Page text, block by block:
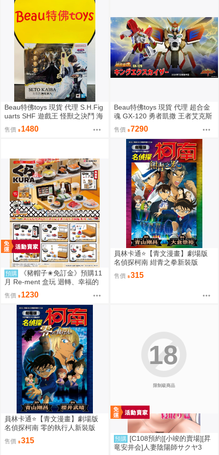
Beau特佛toys 現貨 代理 S.H.Fig
uarts SHF 遊戲王 怪獸之決鬥 海
馬瀬人 0209
售價 1480
Beau特佛toys 現貨 代理 超合金
魂 GX-120 勇者凱撒 王者艾克斯
凱撒 0209
售價 7290
預購
《豬帽子✬免訂金》預購11
月 Re-ment 盒玩 迴轉、幸福的
一盤 藏壽司 中盒6入 0816
售價 1230
員林卡通⭐️【青文漫畫】劇場版
名偵探柯南 紺青之拳新裝版
（全）作者：青山剛昌(附尼采書
套)
售價 315
員林卡通⭐️【青文漫畫】劇場版
名偵探柯南 零的執行人新裝版
（全）作者：青山剛昌(附尼采書
套)
售價 315
限制級商品
18
預購 [C108預約][小竣的賣場][昇
竜安井会]人妻陰陽師サクヤ3